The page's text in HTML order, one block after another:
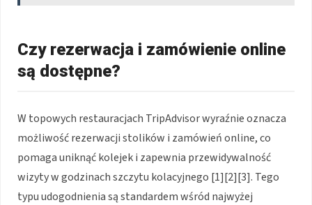
Czy rezerwacja i zamówienie online
są dostępne?
W topowych restauracjach TripAdvisor wyraźnie oznacza
możliwość rezerwacji stolików i zamówień online, co
pomaga uniknąć kolejek i zapewnia przewidywalność
wizyty w godzinach szczytu kolacyjnego [1][2][3]. Tego
typu udogodnienia są standardem wśród najwyżej